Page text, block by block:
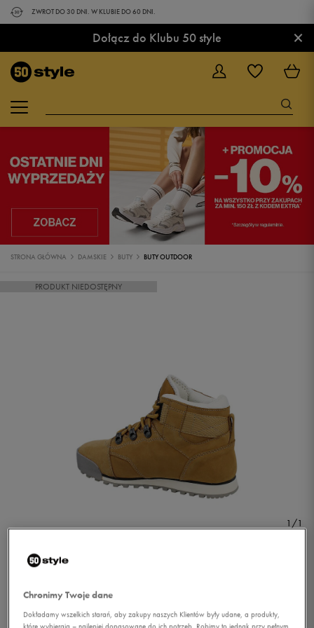
ZWROT DO 30 DNI. W KLUBIE DO 60 DNI.
Dołącz do Klubu 50 style ×
STRONA GŁÓWNA DAMSKIE BUTY BUTY OUTDOOR
PRODUKT NIEDOSTĘPNY
1/1
O'NEILL DAWNPATROL W
Chronimy Twoje dane
Dokładamy wszelkich starań, aby zakupy naszych Klientów były udane, a produkty,